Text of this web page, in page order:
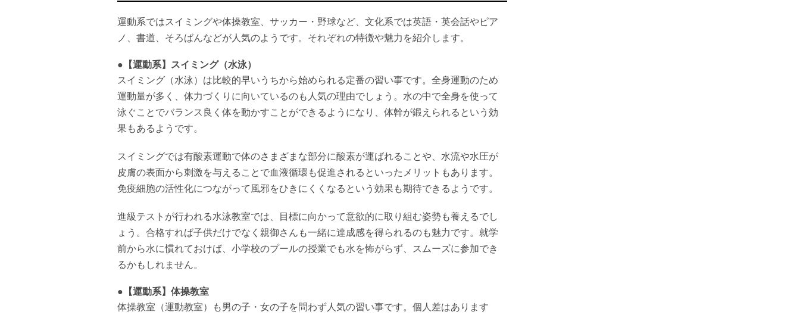
運動系ではスイミングや体操教室、サッカー・野球など、文化系では英語・英会話やピア
ノ、書道、そろばんなどが人気のようです。それぞれの特徴や魅力を紹介します。
●【運動系】スイミング（水泳）
スイミング（水泳）は比較的早いうちから始められる定番の習い事です。全身運動のため
運動量が多く、体力づくりに向いているのも人気の理由でしょう。水の中で全身を使って
泳ぐことでバランス良く体を動かすことができるようになり、体幹が鍛えられるという効
果もあるようです。
スイミングでは有酸素運動で体のさまざまな部分に酸素が運ばれることや、水流や水圧が
皮膚の表面から刺激を与えることで血液循環も促進されるといったメリットもあります。
免疫細胞の活性化につながって風邪をひきにくくなるという効果も期待できるようです。
進級テストが行われる水泳教室では、目標に向かって意欲的に取り組む姿勢も養えるでし
ょう。合格すれば子供だけでなく親御さんも一緒に達成感を得られるのも魅力です。就学
前から水に慣れておけば、小学校のプールの授業でも水を怖がらず、スムーズに参加でき
るかもしれません。
●【運動系】体操教室
体操教室（運動教室）も男の子・女の子を問わず人気の習い事です。個人差はあります